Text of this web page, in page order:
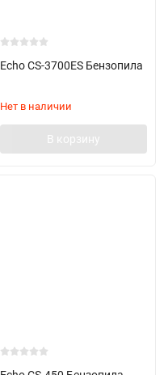
Echo CS-3700ES Бензопила
Нет в наличии
В корзину